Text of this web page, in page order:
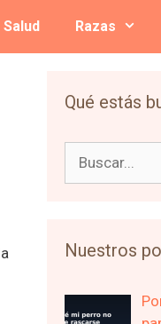
Salud Razas
Qué estás
Nuestros